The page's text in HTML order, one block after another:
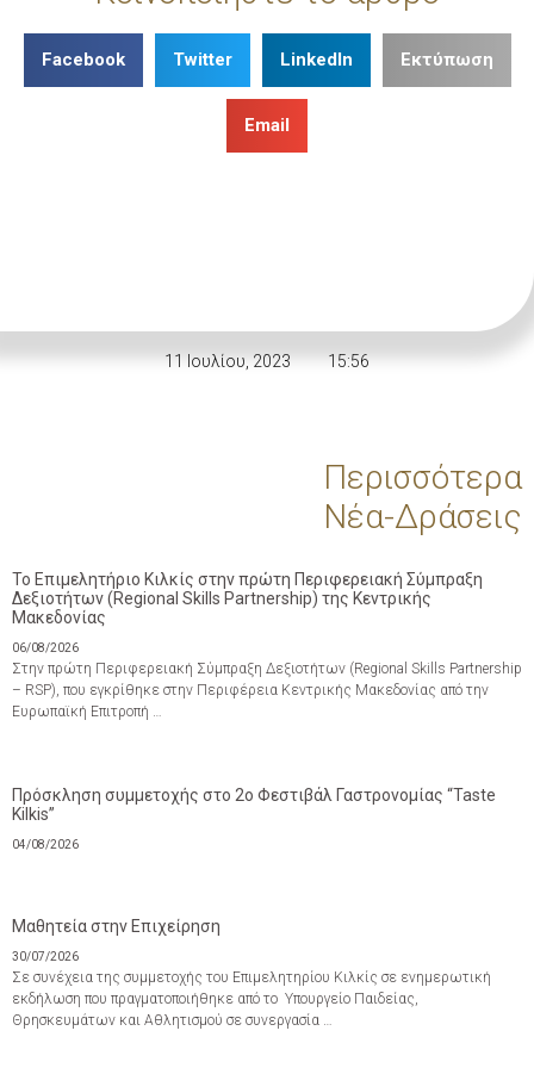
Facebook Twitter LinkedIn Εκτύπωση
Email
11 Ιουλίου, 2023 15:56
Περισσότερα
Νέα-Δράσεις
Το Επιμελητήριο Κιλκίς στην πρώτη Περιφερειακή Σύμπραξη
Δεξιοτήτων (Regional Skills Partnership) της Κεντρικής
Μακεδονίας
06/08/2026
Στην πρώτη Περιφερειακή Σύμπραξη Δεξιοτήτων (Regional Skills Partnership
– RSP), που εγκρίθηκε στην Περιφέρεια Κεντρικής Μακεδονίας από την
Ευρωπαϊκή Επιτροπή …
Πρόσκληση συμμετοχής στο 2ο Φεστιβάλ Γαστρονομίας “Taste
Kilkis”
04/08/2026
Μαθητεία στην Επιχείρηση
30/07/2026
Σε συνέχεια της συμμετοχής του Επιμελητηρίου Κιλκίς σε ενημερωτική
εκδήλωση που πραγματοποιήθηκε από το Υπουργείο Παιδείας,
Θρησκευμάτων και Αθλητισμού σε συνεργασία …